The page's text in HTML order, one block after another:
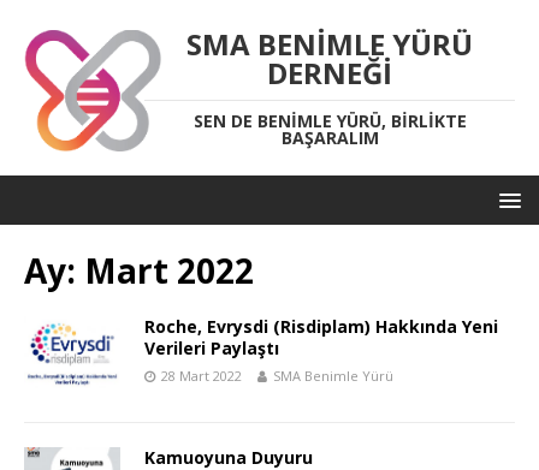
SMA BENIMLE YÜRÜ
DERNEĞI
SEN DE BENIMLE YÜRÜ, BIRLIKTE
BAŞARALIM
Ay: Mart 2022
Roche, Evrysdi (Risdiplam) Hakkında Yeni
Verileri Paylaştı
28 Mart 2022 SMA Benimle Yürü
Kamuoyuna Duyuru